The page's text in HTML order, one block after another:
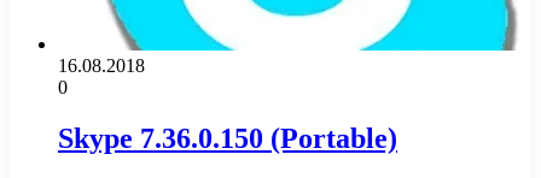
16.08.2018
0
Skype 7.36.0.150 (Portable)